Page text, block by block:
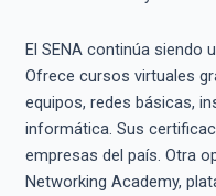
El SENA continúa siendo
Ofrece cursos virtuales
equipos, redes básicas,
informática. Sus
empresas del país. Otra
Networking Academy,